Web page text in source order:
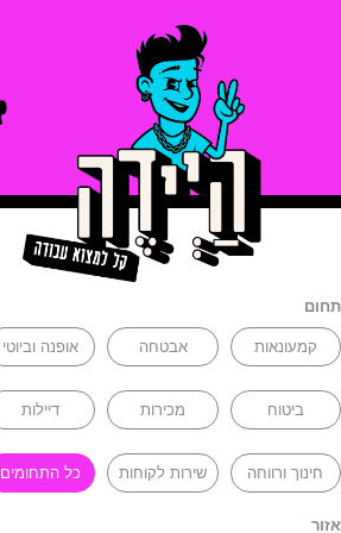
תחום
קמעונאות אבטחה אופנה וביוטי
ביטוח מכירות דיילות
חינוך ורווחה שירות לקוחות כל התחומים
אזור